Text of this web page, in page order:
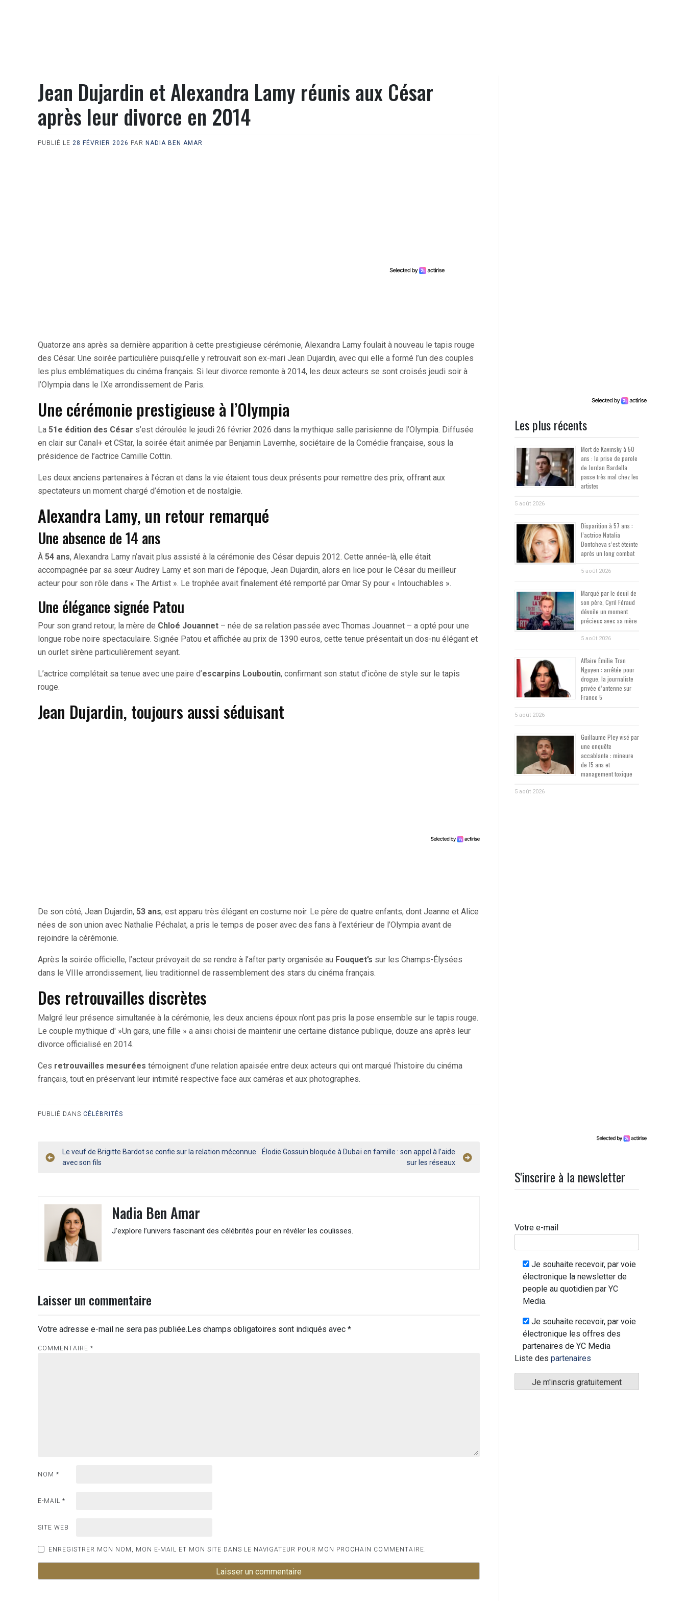
Jean Dujardin et Alexandra Lamy réunis aux César
après leur divorce en 2014
PUBLIÉ LE 28 FÉVRIER 2026 PAR NADIA BEN AMAR
Quatorze ans après sa dernière apparition à cette prestigieuse cérémonie, Alexandra Lamy foulait à nouveau le tapis rouge
des César. Une soirée particulière puisqu’elle y retrouvait son ex-mari Jean Dujardin, avec qui elle a formé l’un des couples
les plus emblématiques du cinéma français. Si leur divorce remonte à 2014, les deux acteurs se sont croisés jeudi soir à
l’Olympia dans le IXe arrondissement de Paris.
Une cérémonie prestigieuse à l’Olympia
La 51e édition des César s’est déroulée le jeudi 26 février 2026 dans la mythique salle parisienne de l’Olympia. Diffusée
en clair sur Canal+ et CStar, la soirée était animée par Benjamin Lavernhe, sociétaire de la Comédie française, sous la
présidence de l’actrice Camille Cottin.
Les deux anciens partenaires à l’écran et dans la vie étaient tous deux présents pour remettre des prix, offrant aux
spectateurs un moment chargé d’émotion et de nostalgie.
Alexandra Lamy, un retour remarqué
Une absence de 14 ans
À 54 ans, Alexandra Lamy n’avait plus assisté à la cérémonie des César depuis 2012. Cette année-là, elle était
accompagnée par sa sœur Audrey Lamy et son mari de l’époque, Jean Dujardin, alors en lice pour le César du meilleur
acteur pour son rôle dans « The Artist ». Le trophée avait finalement été remporté par Omar Sy pour « Intouchables ».
Une élégance signée Patou
Pour son grand retour, la mère de Chloé Jouannet – née de sa relation passée avec Thomas Jouannet – a opté pour une
longue robe noire spectaculaire. Signée Patou et affichée au prix de 1390 euros, cette tenue présentait un dos-nu élégant et
un ourlet sirène particulièrement seyant.
L’actrice complétait sa tenue avec une paire d’escarpins Louboutin, confirmant son statut d’icône de style sur le tapis
rouge.
Jean Dujardin, toujours aussi séduisant
De son côté, Jean Dujardin, 53 ans, est apparu très élégant en costume noir. Le père de quatre enfants, dont Jeanne et Alice
nées de son union avec Nathalie Péchalat, a pris le temps de poser avec des fans à l’extérieur de l’Olympia avant de
rejoindre la cérémonie.
Après la soirée officielle, l’acteur prévoyait de se rendre à l’after party organisée au Fouquet’s sur les Champs-Élysées
dans le VIIIe arrondissement, lieu traditionnel de rassemblement des stars du cinéma français.
Des retrouvailles discrètes
Malgré leur présence simultanée à la cérémonie, les deux anciens époux n’ont pas pris la pose ensemble sur le tapis rouge.
Le couple mythique d' »Un gars, une fille » a ainsi choisi de maintenir une certaine distance publique, douze ans après leur
divorce officialisé en 2014.
Ces retrouvailles mesurées témoignent d’une relation apaisée entre deux acteurs qui ont marqué l’histoire du cinéma
français, tout en préservant leur intimité respective face aux caméras et aux photographes.
PUBLIÉ DANS CÉLÉBRITÉS
Navigation
Le veuf de Brigitte Bardot se confie sur la relation méconnue
avec son fils
Élodie Gossuin bloquée à Dubaï en famille : son appel à l’aide
sur les réseaux
Nadia Ben Amar
J’explore l’univers fascinant des célébrités pour en révéler les coulisses.
Laisser un commentaire
Votre adresse e-mail ne sera pas publiée.Les champs obligatoires sont indiqués avec *
COMMENTAIRE *
NOM *
E-MAIL *
SITE WEB
ENREGISTRER MON NOM, MON E-MAIL ET MON SITE DANS LE NAVIGATEUR POUR MON PROCHAIN COMMENTAIRE.
Les plus récents
Mort de Kavinsky à 50
ans : la prise de parole
de Jordan Bardella
passe très mal chez les
artistes
5 août 2026
Disparition à 57 ans :
l’actrice Natalia
Dontcheva s’est éteinte
après un long combat
5 août 2026
Marqué par le deuil de
son père, Cyril Féraud
dévoile un moment
précieux avec sa mère
5 août 2026
Affaire Émilie Tran
Nguyen : arrêtée pour
drogue, la journaliste
privée d’antenne sur
France 5
5 août 2026
Guillaume Pley visé par
une enquête
accablante : mineure
de 15 ans et
management toxique
5 août 2026
S'inscrire à la newsletter
Votre e-mail
Je souhaite recevoir, par voie
électronique la newsletter de
people au quotidien par YC
Media.
Je souhaite recevoir, par voie
électronique les offres des
partenaires de YC Media
Liste des partenaires